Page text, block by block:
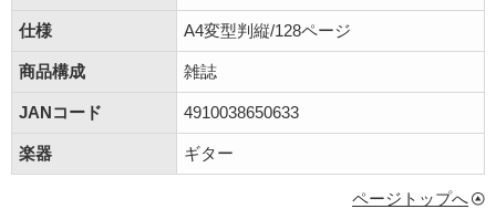
仕様 A4変型判縦/128ページ
商品構成 雑誌
JANコード 4910038650633
楽器 ギター
ページトップへ